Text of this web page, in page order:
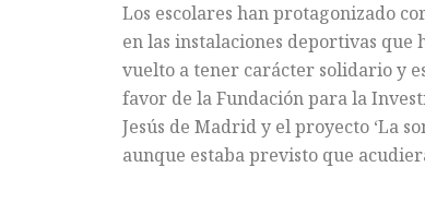
Los escolares han protagonizado
en las instalaciones deportivas que
vuelto a tener carácter solidario y
favor de la Fundación para la
Jesús de Madrid y el proyecto ‘La
aunque estaba previsto que